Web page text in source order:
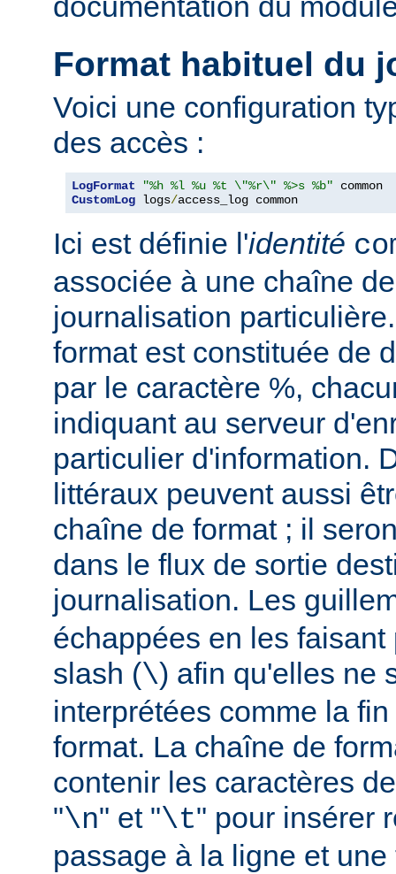
Format habituel du
Voici une configuration
des accès :
LogFormat "%h %l %u %t \"%r\" %>s %b"
CustomLog logs/access_log common
Ici est définie l'identité
associée à une chaîne
journalisation
format est constituée de
par le caractère %,
indiquant au serveur
particulier d'information.
littéraux peuvent aussi
chaîne de format ; il
dans le flux de sortie
journalisation. Les
échappées en les
slash (\) afin qu'elles ne
interprétées comme la
format. La chaîne de
contenir les caractères
"\n" et "\t" pour insérer
passage à la ligne et